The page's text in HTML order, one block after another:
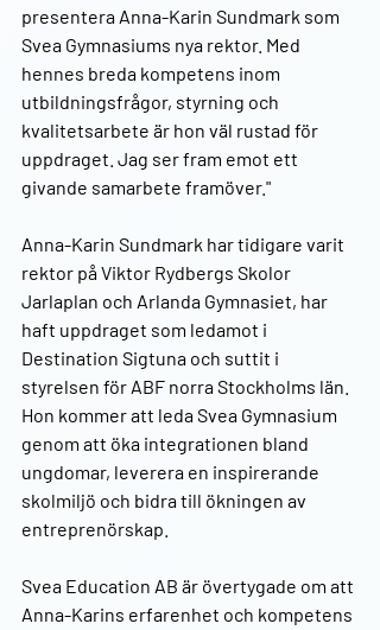
presentera Anna-Karin Sundmark som
Svea Gymnasiums nya rektor. Med
hennes breda kompetens inom
utbildningsfrågor, styrning och
kvalitetsarbete är hon väl rustad för
uppdraget. Jag ser fram emot ett
givande samarbete framöver."
Anna-Karin Sundmark har tidigare varit
rektor på Viktor Rydbergs Skolor
Jarlaplan och Arlanda Gymnasiet, har
haft uppdraget som ledamot i
Destination Sigtuna och suttit i
styrelsen för ABF norra Stockholms län.
Hon kommer att leda Svea Gymnasium
genom att öka integrationen bland
ungdomar, leverera en inspirerande
skolmiljö och bidra till ökningen av
entreprenörskap.
Svea Education AB är övertygade om att
Anna-Karins erfarenhet och kompetens